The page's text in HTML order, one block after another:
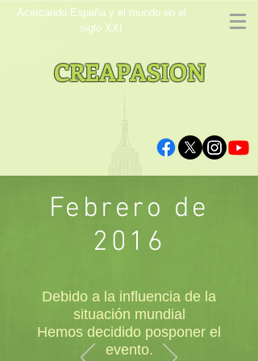
Acercando España y el mundo en el
siglo XXI
CREAPASION
Febrero de
2016
Debido a la influencia de la
situación mundial
Hemos decidido posponer el
evento.